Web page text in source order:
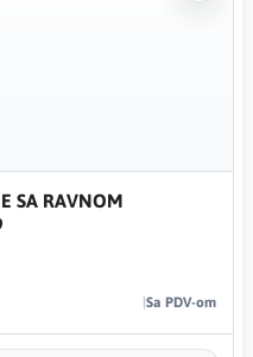
SA RAVNOM
Sa PDV-om